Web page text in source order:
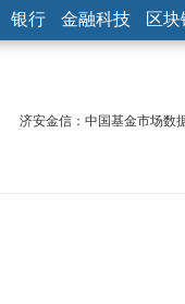
银行 金融科技 区块
济安金信：中国基金市场数
济安金信：中国基金市场数
【新华财经调查】同业存